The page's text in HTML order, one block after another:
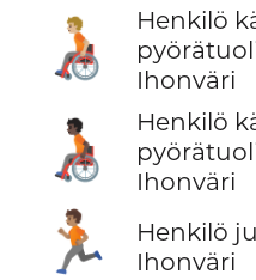
🧑🏼‍🦽
Henkilö
Ihonväri
🧑🏿‍🦽
Henkilö
Ihonväri
🏃🏽
Henkilö
Ihonväri